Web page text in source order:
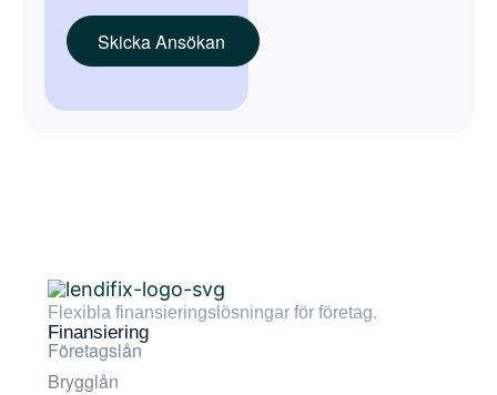
Skicka Ansökan
Flexibla finansieringslösningar för företag.
Finansiering
Företagslån
Brygglån